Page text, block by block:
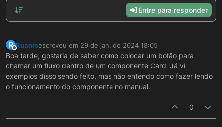
Entre para responder
R
Offline
Ruanrsescreveu em 29 de jan. de 2024 18:05
última edição por
Boa tarde, gostaria de saber como colocar um botão para
chamar um fluxo dentro de um componente Card. Já vi
exemplos disso sendo feito, mas não entendo como fazer lendo
o funcionamento do componente no manual.
0